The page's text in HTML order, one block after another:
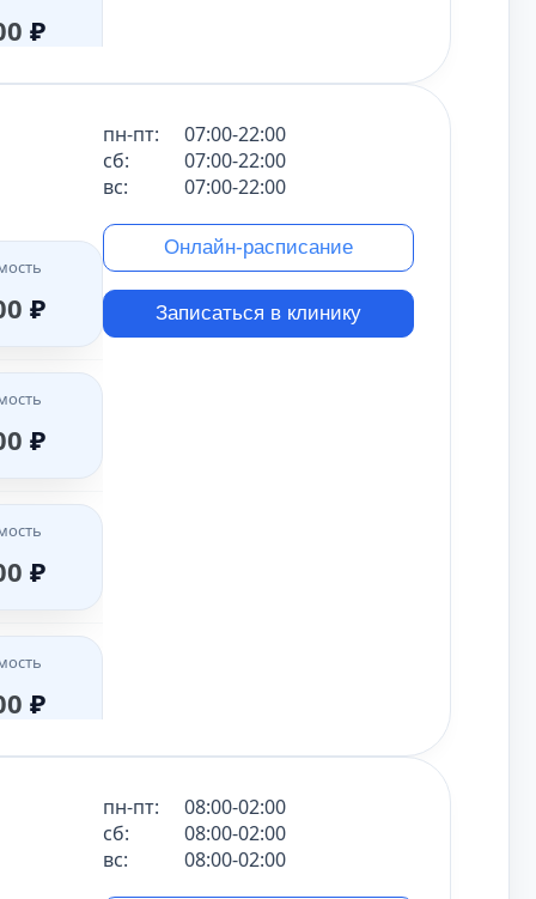
₽
₽
₽
₽
₽
₽
₽
₽
₽
₽
₽
₽
₽
₽
₽
₽
₽
₽
пн-пт:
07:00-22:00
сб:
07:00-22:00
вс:
07:00-22:00
Онлайн-расписание
Записаться в клинику
пн-пт:
08:00-02:00
сб:
08:00-02:00
вс:
08:00-02:00